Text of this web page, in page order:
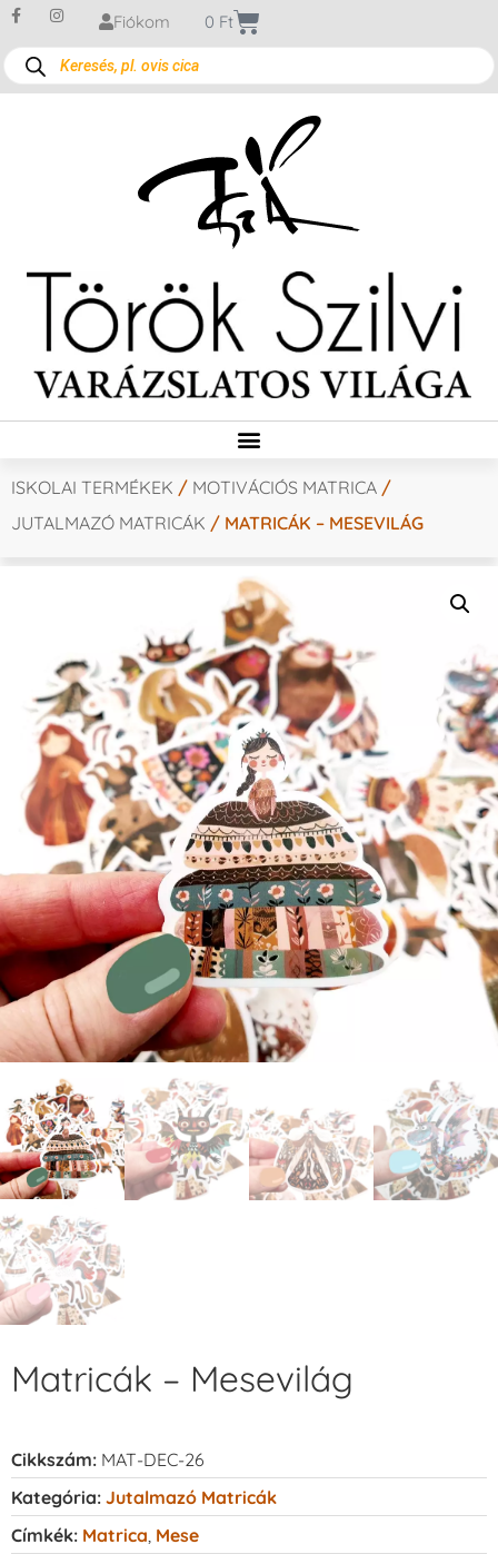
Fiókom 0 Ft
ISKOLAI TERMÉKEK / MOTIVÁCIÓS MATRICA /
JUTALMAZÓ MATRICÁK / MATRICÁK – MESEVILÁG
Matricák – Mesevilág
Cikkszám: MAT-DEC-26
Kategória: Jutalmazó Matricák
Címkék: Matrica Mese